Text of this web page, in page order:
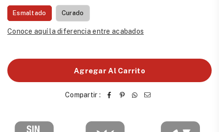
Esmaltado Curado
Conoce aquí la diferencia entre acabados
Agregar Al Carrito
Compartir :